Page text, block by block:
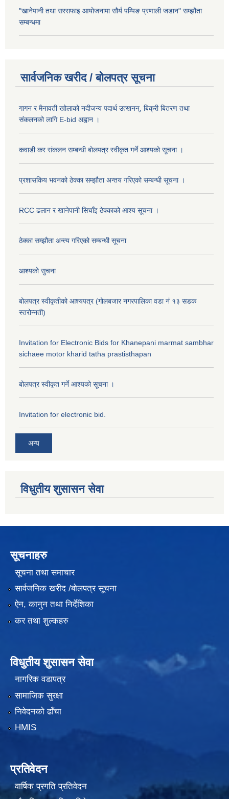
"खानेपानी तथा सरसफाइ आयोजनामा सौर्य पम्पिङ प्रणाली जडान" सम्झौता
सम्बन्धमा
सार्वजनिक खरीद / बोलपत्र सूचना
गागन र मैनावती खोलाको नदीजन्य पदार्थ उत्खनन्, बिक्री बितरण तथा
संकलनको लागि E-bid अह्वान ।
कवाडी कर संकलन सम्बन्धी बोलपत्र स्वीकृत गर्ने आश्यको सूचना ।
प्रशासकिय भवनको ठेक्का सम्झौता अन्तय गरिएको सम्बन्धी सूचना ।
RCC ढलान र खानेपानी सिचाँइ ठेक्काको आश्य सूचना ।
ठेक्का सम्झौता अन्त्य गरिएको सम्बन्धी सूचना
आश्यको सुचना
बोलपत्र स्वीकृतीको आश्यपत्र (गोलबजार नगरपालिका वडा नं १३ सडक
स्तरोन्नती)
Invitation for Electronic Bids for Khanepani marmat sambhar
sichaee motor kharid tatha prastisthapan
बोलपत्र स्वीकृत गर्ने आश्यको सूचना ।
Invitation for electronic bid.
अन्य
विधुतीय शुसासन सेवा
सूचनाहरु
सूचना तथा समाचार
सार्वजनिक खरीद /बोलपत्र सूचना
ऐन, कानुन तथा निर्देशिका
कर तथा शुल्कहरु
विधुतीय शुसासन सेवा
नागरिक वडापत्र
सामाजिक सुरक्षा
निवेदनको ढाँचा
HMIS
प्रतिवेदन
वार्षिक प्रगति प्रतिवेदन